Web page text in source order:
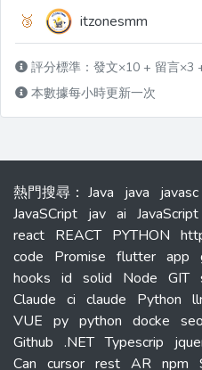
🥉 itzonesmm
評分標準：發文×10 + 留言×3
本數據每小時更新一次
熱門搜尋 ： Java java javasc
JavaSCript jav ai JavaScript
react REACT PYTHON
code
Promise flutter app
hooks id solid Node GIT
Claude ci claude Python
VUE py python docke seo
Github .NET Typescrip
Can cursor rest AR npm